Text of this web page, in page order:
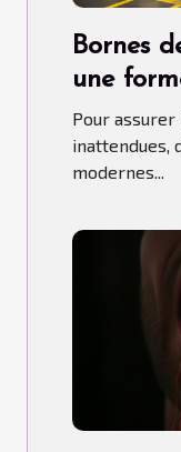
Bornes
une
contrôle
Pour
inattendues,
modernes...